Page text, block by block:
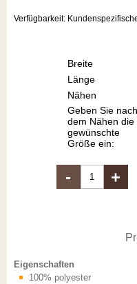
Verfügbarkeit:
Breite
Länge
Nähen
Geben Sie nach
dem Nähen die
gewünschte
Größe ein:
- +
Eigenschaften
100% polyester